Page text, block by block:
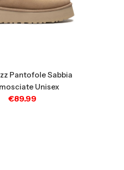
Pantofole Sabbia
Unisex
€89.99